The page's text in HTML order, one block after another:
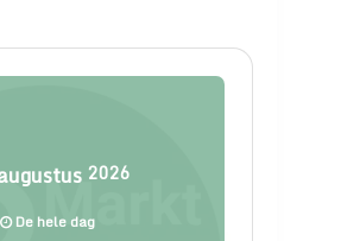
2026
De hele dag